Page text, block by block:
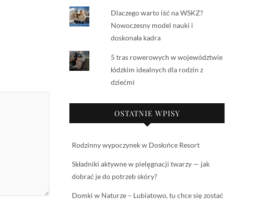
Dlaczego warto iść na WSKZ?
Nowoczesny model nauki i
doskonała kadra
5 tras rowerowych w województwie
łódzkim idealnych dla rodzin z
dziećmi
OSTATNIE WPISY
Rodzinny wypoczynek w Dosłońce Resort
Składniki aktywne w pielęgnacji twarzy — jak
dobrać je do potrzeb skóry?
Domki w Naturze – Lubiatowo, tu chce się zostać